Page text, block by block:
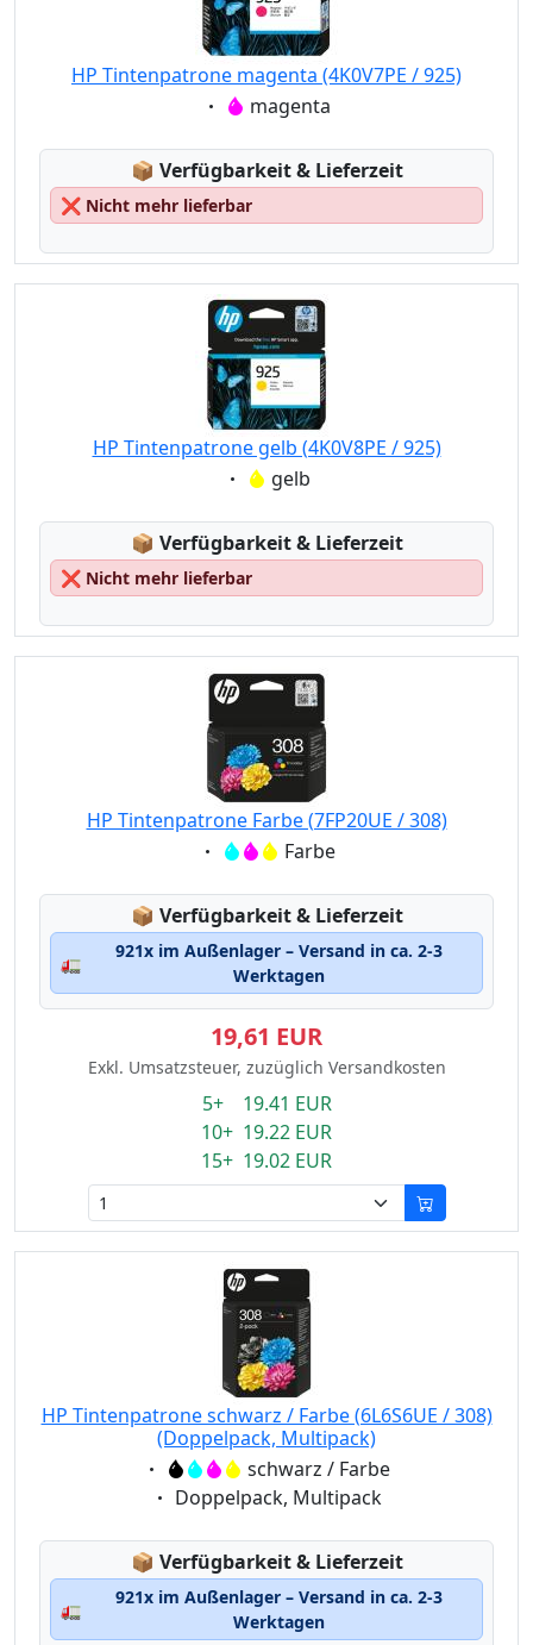
HP Tintenpatrone magenta (4K0V7PE / 925)
Eigenschaft:
magenta
📦 Lagerstatus:
Verfügbarkeit & Lieferzeit
❌ Nicht mehr lieferbar
HP Tintenpatrone gelb (4K0V8PE / 925)
Eigenschaft:
gelb
📦 Lagerstatus:
Verfügbarkeit & Lieferzeit
❌ Nicht mehr lieferbar
HP Tintenpatrone Farbe (7FP20UE / 308)
Eigenschaft:Farbe
📦 Lagerstatus:
Verfügbarkeit & Lieferzeit
🚛
921x im Außenlager – Versand in ca. 2-3
Werktagen
19,61 EUR
Exkl. Umsatzsteuer, zuzüglich Versandkosten
5+ 19.41 EUR
10+ 19.22 EUR
15+ 19.02 EUR
HP Tintenpatrone schwarz / Farbe (6L6S6UE / 308)
(Doppelpack, Multipack)
Eigenschaft:schwarz / Farbe
Eigenschaft:
Doppelpack, Multipack
📦 Lagerstatus:
Verfügbarkeit & Lieferzeit
🚛
921x im Außenlager – Versand in ca. 2-3
Werktagen